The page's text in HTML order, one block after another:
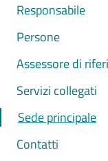
Responsabile
Persone
Assessore di
Servizi collegati
Sede principale
Contatti